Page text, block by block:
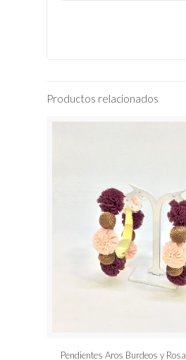
Productos relacionados
Pendientes Aros Burdeos y Rosa